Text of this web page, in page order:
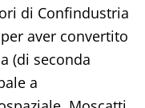
di Confindustria
aver convertito
(di seconda
a